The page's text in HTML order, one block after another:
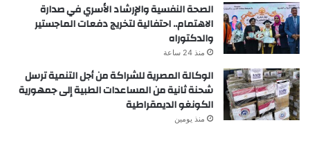
الصحة النفسية والإرشاد الأسري في صدارة
الاهتمام.. احتفالية لتخريج دفعات الماجستير
والدكتوراه
منذ 24 ساعة
الوكالة المصرية للشراكة من أجل التنمية ترسل
شحنة ثانية من المساعدات الطبية إلى جمهورية
الكونغو الديمقراطية
منذ يومين